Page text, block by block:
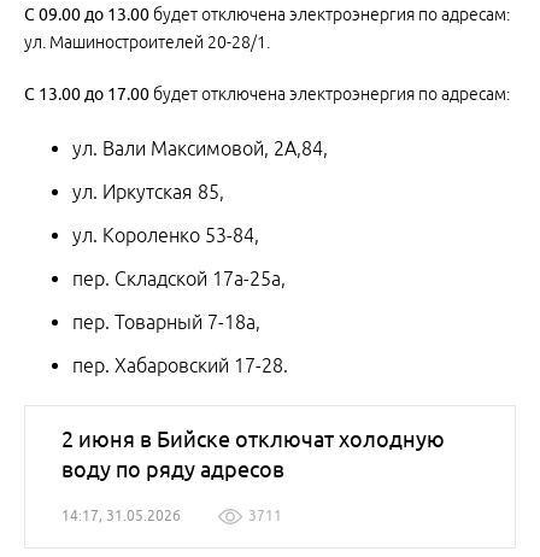
С09.00до 13.00будет отключена электроэнергия по адресам:
ул. Машиностроителей 20-28/1.
С 13.00до 17.00будет отключена электроэнергия по адресам:
ул. Вали Максимовой, 2А,84,
ул. Иркутская 85,
ул. Короленко 53-84,
пер. Складской 17а-25а,
пер. Товарный 7-18а,
пер. Хабаровский 17-28.
2 июня в Бийске отключат холодную
воду по ряду адресов
14:17, 31.05.2026 3711